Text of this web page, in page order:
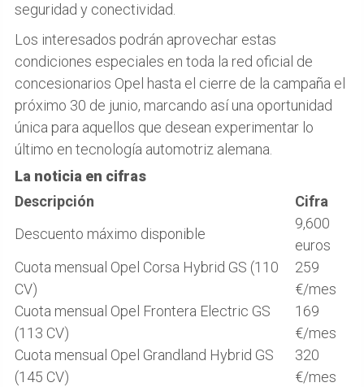
seguridad y conectividad.
Los interesados podrán aprovechar estas
condiciones especiales en toda la red oficial de
concesionarios Opel hasta el cierre de la campaña el
próximo 30 de junio, marcando así una oportunidad
única para aquellos que desean experimentar lo
último en tecnología automotriz alemana.
La noticia en cifras
Descripción
Cifra
Descuento máximo disponible
9,600
euros
Cuota mensual Opel Corsa Hybrid GS (110
CV)
259
€/mes
Cuota mensual Opel Frontera Electric GS
(113 CV)
169
€/mes
Cuota mensual Opel Grandland Hybrid GS
(145 CV)
320
€/mes